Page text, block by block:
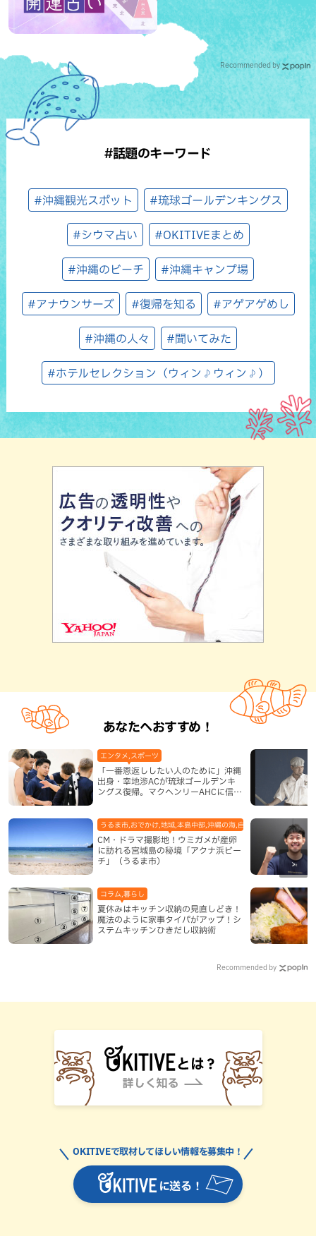
Recommended by
#話題のキーワード
#沖縄観光スポット #琉球ゴールデンキングス
#シウマ占い #OKITIVEまとめ
#沖縄のビーチ #沖縄キャンプ場
#アナウンサーズ #復帰を知る #アゲアゲめし
#沖縄の人々 #聞いてみた
#ホテルセレクション（ウィン♪ウィン♪）
あなたへおすすめ！
「一番恩返ししたい人のために」沖縄
出身・幸地渉ACが琉球ゴールデンキ
ングス復帰。マクヘンリーAHCに信頼
エンタメ,スポーツ
CM・ドラマ撮影地！ウミガメが産卵
に訪れる宮城島の秘境「アクナ浜ビー
チ」（うるま市）
うるま市,おでかけ,地域,本島中部,沖縄の海,自然
夏休みはキッチン収納の見直しどき！
魔法のように家事タイパがアップ！シ
ステムキッチンひきだし収納術
コラム,暮らし
Recommended by
に送る！
OKITIVEで取材してほしい情報を募集中！